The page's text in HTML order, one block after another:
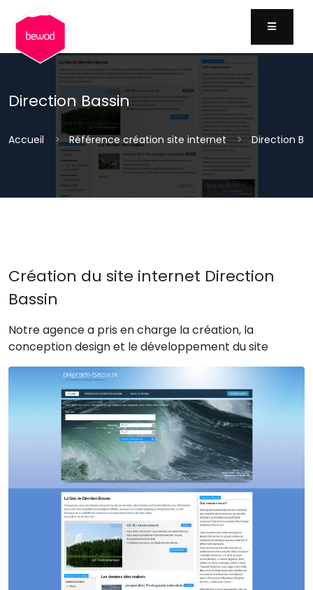
MENU
Direction Bassin
Accueil Référence création site internet Direction
Création du site internet Direction
Bassin
Notre agence a pris en charge la création, la
conception design et le développement du site